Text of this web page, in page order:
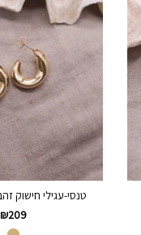
טנסי-עגילי חישוק
₪209